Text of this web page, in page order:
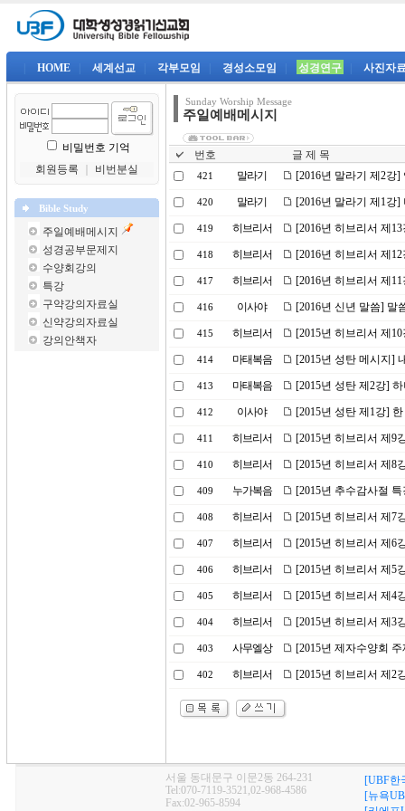
HOME 세계선교 각부모임 경성소모임 성경연구 사진자
비밀번호 기억
회원등록
비번분실
Bible Study
주일예배메시지
성경공부문제지
수양회강의
특강
구약강의자료실
신약강의자료실
강의안책자
Sunday Worship Message
주일예배메시지
번호 글 제 목
421 말라기 [2016년 말라기 제2강]
420 말라기 [2016년 말라기 제1강
419 히브리서 [2016년 히브리서 제
418 히브리서 [2016년 히브리서 제
417 히브리서 [2016년 히브리서 제
416 이사야 [2016년 신년 말씀] 말
415 히브리서 [2015년 히브리서 제
414 마태복음 [2015년 성탄 메시지]
413 마태복음 [2015년 성탄 제2강]
412 이사야 [2015년 성탄 제1강]
411 히브리서 [2015년 히브리서 제9
410 히브리서 [2015년 히브리서 제8
409 누가복음 [2015년 추수감사절
408 히브리서 [2015년 히브리서 제7
407 히브리서 [2015년 히브리서 제6
406 히브리서 [2015년 히브리서 제5
405 히브리서 [2015년 히브리서 제4
404 히브리서 [2015년 히브리서 제3
403 사무엘상 [2015년 제자수양회
402 히브리서 [2015년 히브리서 제2
서울 동대문구 이문2동 264-231
Tel:070-7119-3521,02-968-4586
Fax:02-965-8594
[UBF한
[뉴욕